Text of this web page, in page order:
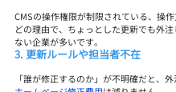
CMSの操作権限が制限されている、操
どの理由で、ちょっとした更新でも外
ない企業が多いです。
3. 更新ルールや担当者不在
「誰が修正するのか」が不明確だと、外